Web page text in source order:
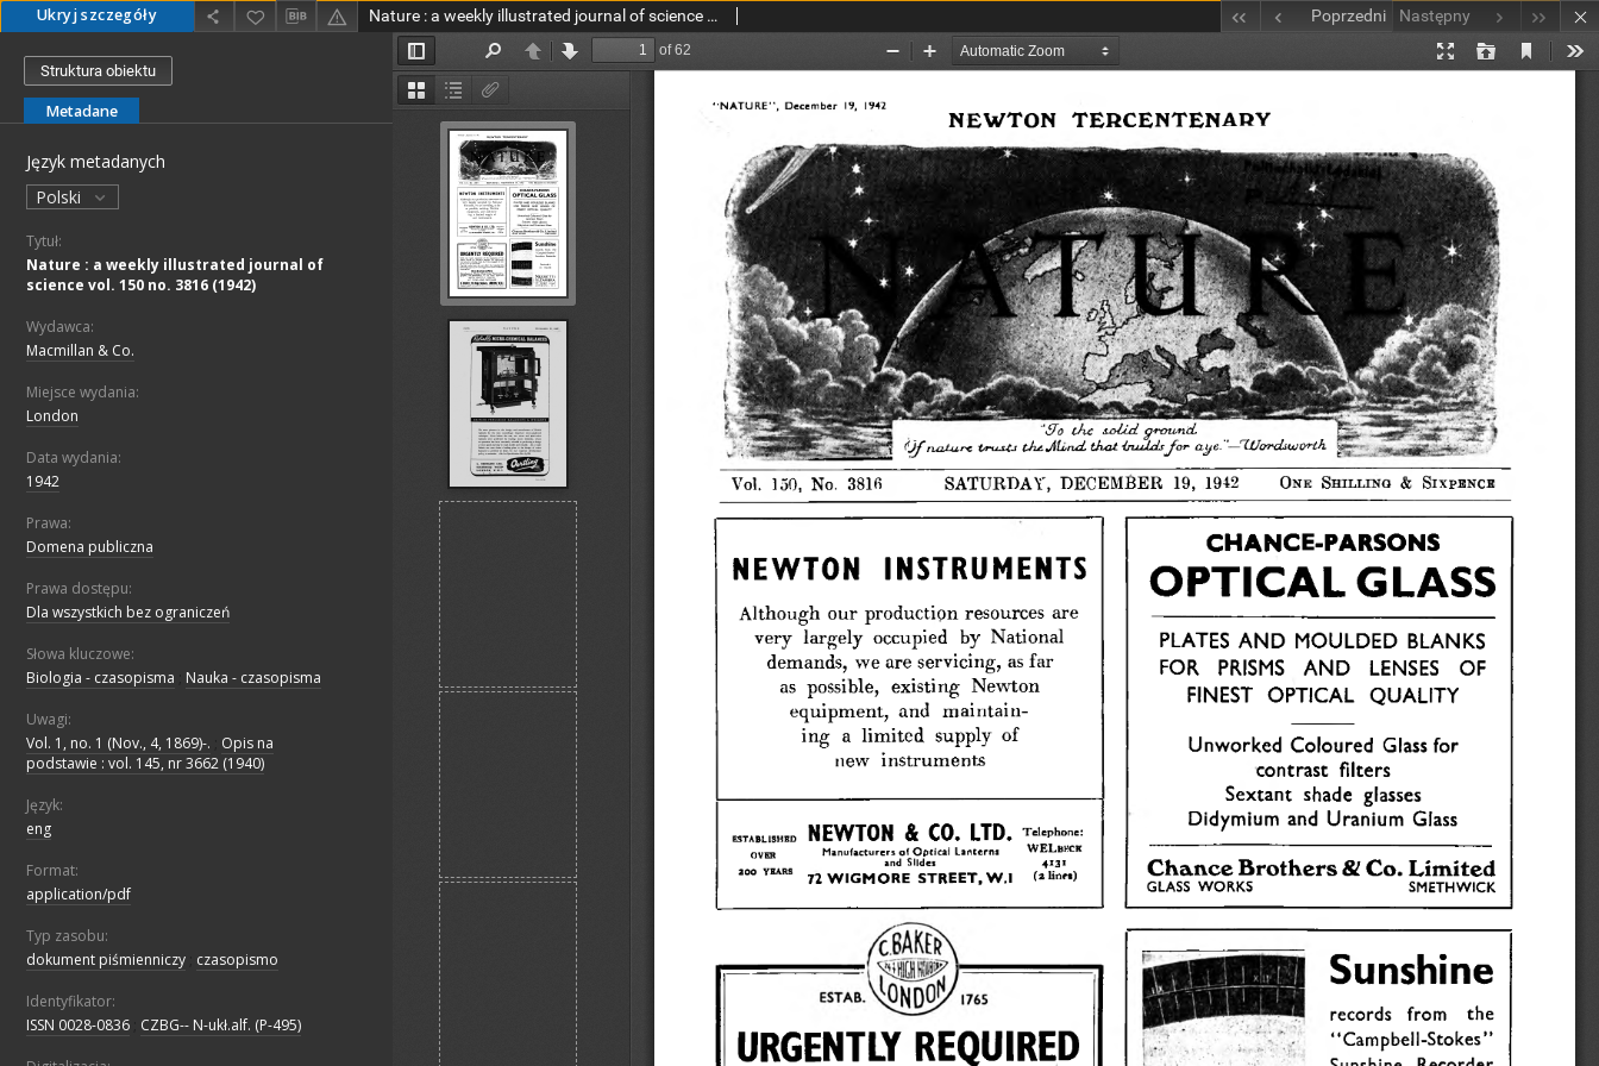
Ukryj szczegóły Nature : a weekly illustrated journal of science vol. 150 no. 3816 (1942) Poprzedni Następny
Struktura obiektu
Metadane
Język metadanych
Polski
Tytuł:
Nature : a weekly illustrated journal of
science vol. 150 no. 3816 (1942)
Wydawca:
Macmillan & Co.
Miejsce wydania:
London
Data wydania:
1942
Prawa:
Domena publiczna
Prawa dostępu:
Dla wszystkich bez ograniczeń
Słowa kluczowe:
Biologia - czasopisma
Nauka - czasopisma
Uwagi:
Vol. 1, no. 1 (Nov., 4, 1869)-.
Opis na
podstawie : vol. 145, nr 3662 (1940)
Język:
eng
Format:
application/pdf
Typ zasobu:
dokument piśmienniczy czasopismo
Identyfikator:
ISSN 0028-0836 CZBG-- N-ukł.alf. (P-495)